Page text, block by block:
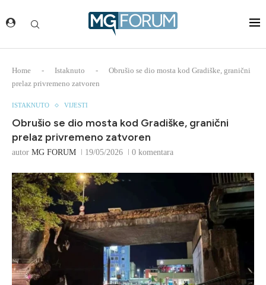
Home - Istaknuto -
Obrušio se dio mosta kod Gradiške, granični
prelaz privremeno zatvoren
ISTAKNUTO VIJESTI
Obrušio se dio mosta kod Gradiške, granični
prelaz privremeno zatvoren
autor MG FORUM 19/05/2026 0 komentara